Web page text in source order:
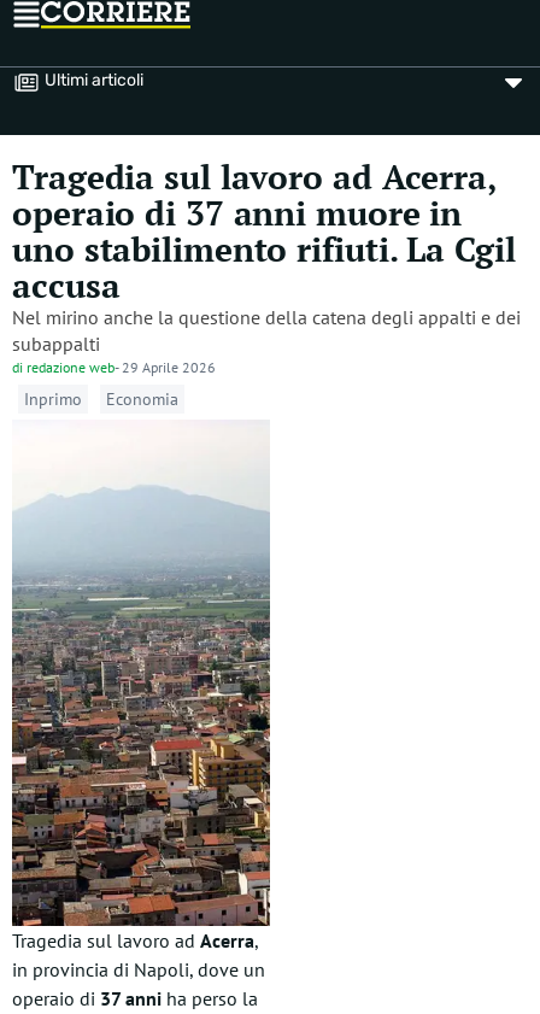
Ultimi articoli
Tragedia sul lavoro ad Acerra,
operaio di 37 anni muore in
uno stabilimento rifiuti. La Cgil
accusa
Nel mirino anche la questione della catena degli appalti e dei
subappalti
di redazione web- 29 Aprile 2026
Inprimo Economia
Tragedia sul lavoro ad Acerra,
in provincia di Napoli, dove un
operaio di 37 anni ha perso la